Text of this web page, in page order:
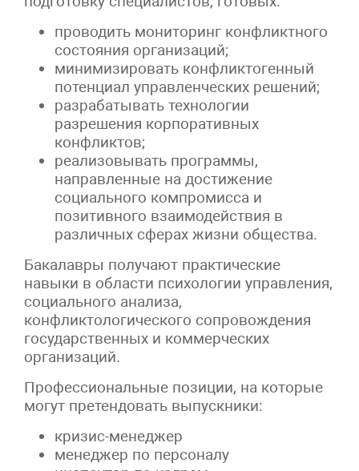
проводить мониторинг конфликтного
состояния организаций;
минимизировать конфликтогенный
потенциал управленческих решений;
разрабатывать технологии
разрешения корпоративных
конфликтов;
реализовывать программы,
направленные на достижение
социального компромисса и
позитивного взаимодействия в
различных сферах жизни общества.
Бакалавры получают практические
навыки в области психологии управления,
социального анализа,
конфликтологического сопровождения
государственных и коммерческих
организаций.
Профессиональные позиции, на которые
могут претендовать выпускники:
кризис-менеджер
менеджер по персоналу